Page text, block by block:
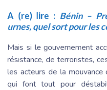
A (re) lire : Bénin –
urnes, quel sort pour les
Mais si le gouvernement
résistance, de terroristes,
les acteurs de la
qui font tout pour